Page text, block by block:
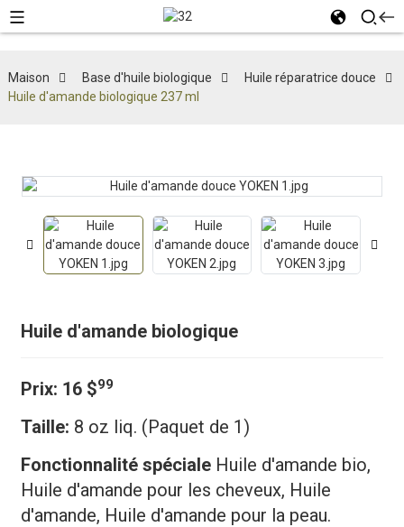
Maison Base d'huile biologique
Huile réparatrice douce
Huile d'amande biologique 237 ml
Huile d'amande biologique
Prix: 16 $99
Taille: 8 oz liq. (Paquet de 1)
Fonctionnalité spéciale Huile d'amande bio,
Huile d'amande pour les cheveux, Huile
d'amande, Huile d'amande pour la peau.